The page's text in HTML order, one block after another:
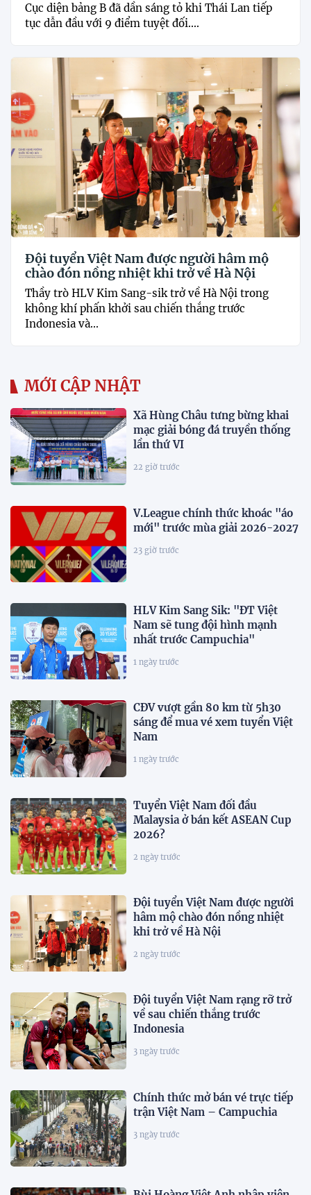
Cục diện bảng B đã dần sáng tỏ khi Thái Lan tiếp
tục dẫn đầu với 9 điểm tuyệt đối....
Đội tuyển Việt Nam được người hâm mộ
chào đón nồng nhiệt khi trở về Hà Nội
Thầy trò HLV Kim Sang-sik trở về Hà Nội trong
không khí phấn khởi sau chiến thắng trước
Indonesia và...
MỚI CẬP NHẬT
Xã Hùng Châu tưng bừng khai
mạc giải bóng đá truyền thống
lần thứ VI
22 giờ trước
V.League chính thức khoác "áo
mới" trước mùa giải 2026-2027
23 giờ trước
HLV Kim Sang Sik: "ĐT Việt
Nam sẽ tung đội hình mạnh
nhất trước Campuchia"
1 ngày trước
CĐV vượt gần 80 km từ 5h30
sáng để mua vé xem tuyển Việt
Nam
1 ngày trước
Tuyển Việt Nam đối đầu
Malaysia ở bán kết ASEAN Cup
2026?
2 ngày trước
Đội tuyển Việt Nam được người
hâm mộ chào đón nồng nhiệt
khi trở về Hà Nội
2 ngày trước
Đội tuyển Việt Nam rạng rỡ trở
về sau chiến thắng trước
Indonesia
3 ngày trước
Chính thức mở bán vé trực tiếp
trận Việt Nam – Campuchia
3 ngày trước